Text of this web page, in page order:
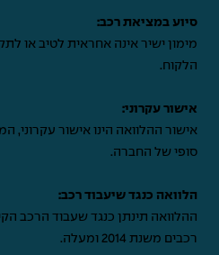
סיוע במציאת רכב:
מימון ישיר אינה אחראית לטיב או
הלקוח.
אישור עקרוני:
אישור ההלוואה הינו אישור עקרוני,
סופי של החברה.
הלוואה כנגד שיעבוד רכב:
ההלוואה תינתן כנגד שעבוד הרכב
רכבים משנת 2014 ומעלה.